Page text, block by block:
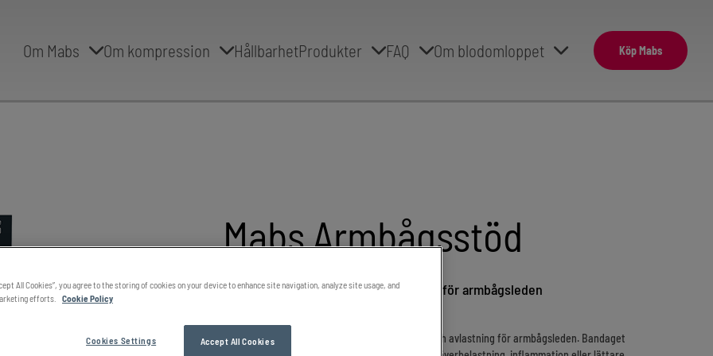
Om Mabs Om kompression HållbarhetProdukter FAQ Om blodomloppet Köp Mabs
Mabs Armbågsstöd
Lätt kompression, stöd och avlastning för armbågsleden
Mabs Armbågsstöd ger lätt kompression, stöd och avlastning för armbågsleden. Bandaget
All Cookies”, you agree to the storing of cookies on your device to enhance site navigation, analyze site usage, and
efforts.
Cookie Policy
Accept All Cookies
Cookies Settings